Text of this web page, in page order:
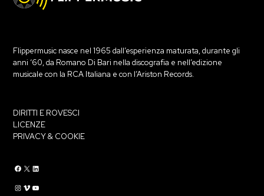
Flippermusic nasce nel 1965 dall’esperienza maturata, durante gli
anni ‘60, da Romano Di Bari nella discografia e nell’edizione
musicale con la RCA Italiana e con l’Ariston Records.
DIRITTI E ROVESCI
LICENZE
PRIVACY & COOKIE
Flippermusic Facebook Flippermusic Twitter
Flippermusic Linkedin
Flippermusic Instagram Flippermusic Vimeo flippermusic YouTube